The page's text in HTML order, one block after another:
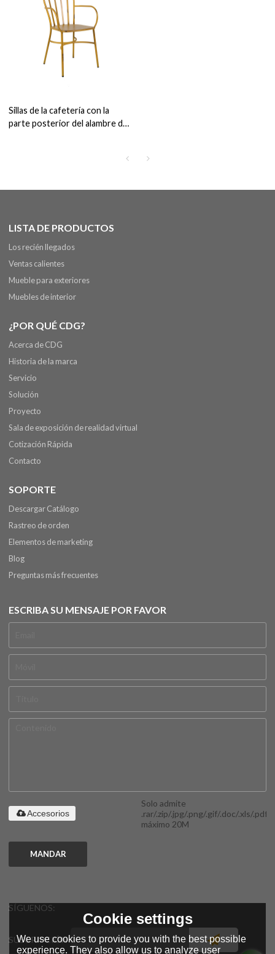
Sillas de la cafetería con la
parte posterior del alambre de
LISTA DE PRODUCTOS
Los recién llegados
Ventas calientes
Mueble para exteriores
Muebles de interior
¿POR QUÉ CDG?
Acerca de CDG
Historia de la marca
Servicio
Solución
Proyecto
Sala de exposición de realidad virtual
Cotización Rápida
Contacto
SOPORTE
Descargar Catálogo
Rastreo de orden
Elementos de marketing
Blog
Preguntas más frecuentes
ESCRIBA SU MENSAJE POR FAVOR
Solo admite
.rar/.zip/.jpg/.png/.gif/.doc/.xls/.pdf,
máximo 20M
Accesorios
MANDAR
SÍGUENOS:
SUSCRIPCIÓN
Cookie settings
We use cookies to provide you with the best possible
experience. They also allow us to analyze user